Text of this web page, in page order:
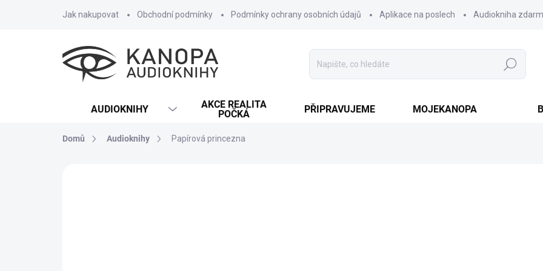
Jak nakupovat Obchodní podmínky Podmínky ochrany osobních údajů Aplikace na poslech Audiokniha
Hledat
AUDIOKNIHY
AKCE REALITA
POČKÁ
PŘIPRAVUJEME MOJEKANOPA
Domů Audioknihy Papírová princezna